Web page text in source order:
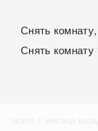
Снять
Снять комнату